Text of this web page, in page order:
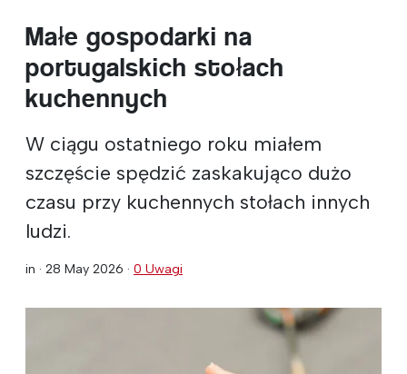
Małe gospodarki na
portugalskich stołach
kuchennych
W ciągu ostatniego roku miałem
szczęście spędzić zaskakująco dużo
czasu przy kuchennych stołach innych
ludzi.
in · 28 May 2026 · 0 Uwagi